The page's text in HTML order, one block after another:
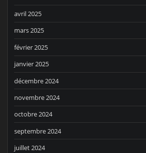
avril 2025
mars 2025
février 2025
janvier 2025
décembre 2024
novembre 2024
octobre 2024
septembre 2024
juillet 2024